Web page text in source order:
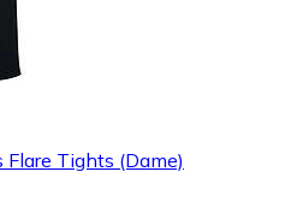
Flare Tights (Dame)